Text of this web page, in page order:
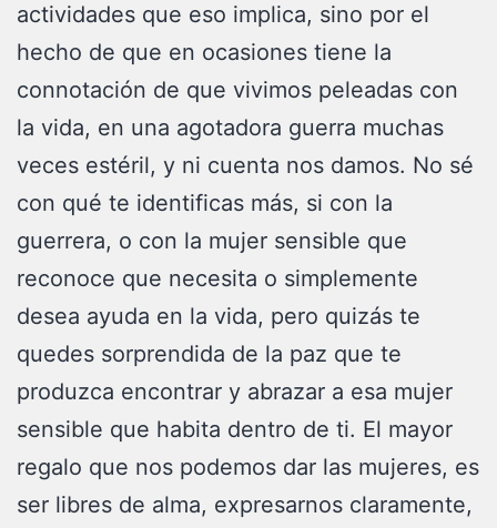
actividades que eso implica, sino por el
hecho de que en ocasiones tiene la
connotación de que vivimos peleadas con
la vida, en una agotadora guerra muchas
veces estéril, y ni cuenta nos damos. No sé
con qué te identificas más, si con la
guerrera, o con la mujer sensible que
reconoce que necesita o simplemente
desea ayuda en la vida, pero quizás te
quedes sorprendida de la paz que te
produzca encontrar y abrazar a esa mujer
sensible que habita dentro de ti. El mayor
regalo que nos podemos dar las mujeres, es
ser libres de alma, expresarnos claramente,